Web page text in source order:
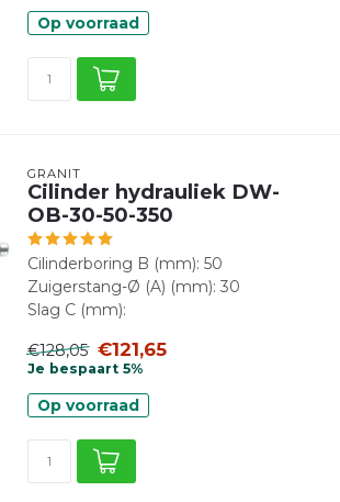
Op voorraad
GRANIT
Cilinder hydrauliek DW-
OB-30-50-350
Cilinderboring B (mm): 50
Zuigerstang-Ø (A) (mm): 30
Slag C (mm):
€128,05 €121,65
Je bespaart 5%
Op voorraad